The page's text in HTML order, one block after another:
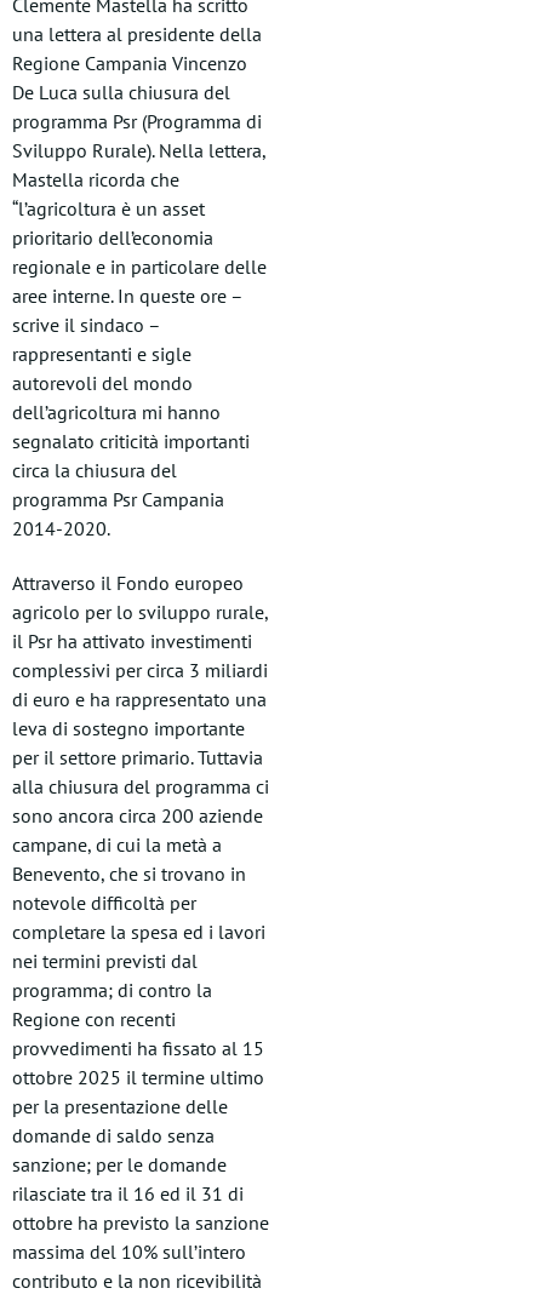
Clemente Mastella ha scritto
una lettera al presidente della
Regione Campania Vincenzo
De Luca sulla chiusura del
programma Psr (Programma di
Sviluppo Rurale). Nella lettera,
Mastella ricorda che
“l’agricoltura è un asset
prioritario dell’economia
regionale e in particolare delle
aree interne. In queste ore –
scrive il sindaco –
rappresentanti e sigle
autorevoli del mondo
dell’agricoltura mi hanno
segnalato criticità importanti
circa la chiusura del
programma Psr Campania
2014-2020.
Attraverso il Fondo europeo
agricolo per lo sviluppo rurale,
il Psr ha attivato investimenti
complessivi per circa 3 miliardi
di euro e ha rappresentato una
leva di sostegno importante
per il settore primario. Tuttavia
alla chiusura del programma ci
sono ancora circa 200 aziende
campane, di cui la metà a
Benevento, che si trovano in
notevole difficoltà per
completare la spesa ed i lavori
nei termini previsti dal
programma; di contro la
Regione con recenti
provvedimenti ha fissato al 15
ottobre 2025 il termine ultimo
per la presentazione delle
domande di saldo senza
sanzione; per le domande
rilasciate tra il 16 ed il 31 di
ottobre ha previsto la sanzione
massima del 10% sull’intero
contributo e la non ricevibilità